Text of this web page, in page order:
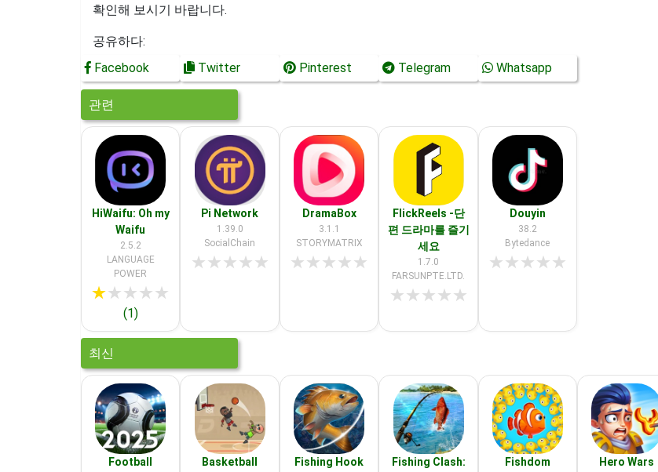
확인해 보시기 바랍니다.
공유하다:
Facebook
Twitter Pinterest Telegram Whatsapp
관련
HiWaifu: Oh my
Waifu
2.5.2
LANGUAGE
POWER
★★★★★
(1)
Pi Network
1.39.0
SocialChain
★★★★★
DramaBox
3.1.1
STORYMATRIX
★★★★★
FlickReels -단
편 드라마를 즐기
세요
1.7.0
FARSUNPTE.LTD.
★★★★★
Douyin
38.2
Bytedance
★★★★★
최신
Football Basketball Fishing Hook Fishing Clash: Fishdom Hero Wars